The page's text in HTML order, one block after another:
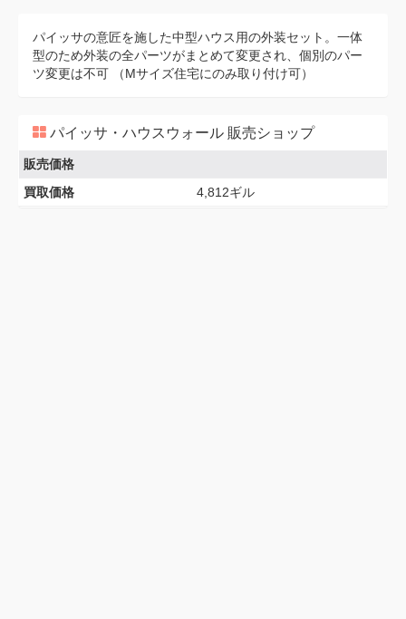
パイッサの意匠を施した中型ハウス用の外装セット。一体
型のため外装の全パーツがまとめて変更され、個別のパー
ツ変更は不可 （Mサイズ住宅にのみ取り付け可）
パイッサ・ハウスウォール 販売ショップ
販売価格
買取価格
4,812ギル